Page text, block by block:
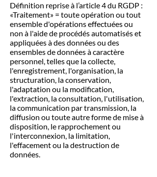
Définition reprise à l’article 4 du RGDP :
«Traitement» = toute opération ou tout
ensemble d'opérations effectuées ou
non à l'aide de procédés automatisés et
appliquées à des données ou des
ensembles de données à caractère
personnel, telles que la collecte,
l'enregistrement, l'organisation, la
structuration, la conservation,
l'adaptation ou la modification,
l'extraction, la consultation, l'utilisation,
la communication par transmission, la
diffusion ou toute autre forme de mise à
disposition, le rapprochement ou
l'interconnexion, la limitation,
l'effacement ou la destruction de
données.